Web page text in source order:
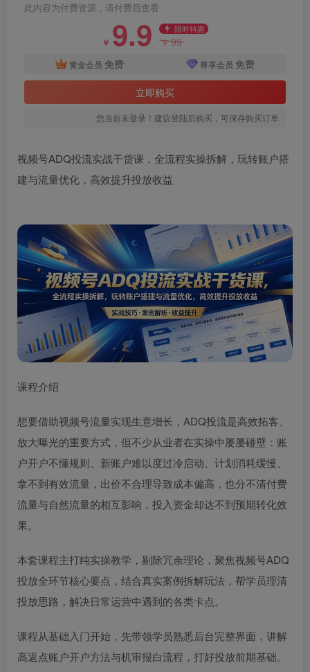
此内容为付费资源，请付费后查看
￥ 9.9 限时特惠
￥99
黄金会员 免费 尊享会员 免费
立即购买
您当前未登录！建议登陆后购买，可保存购买订单
视频号ADQ投流实战干货课，全流程实操拆解，玩转账户搭
建与流量优化，高效提升投放收益
课程介绍
想要借助视频号流量实现生意增长，ADQ投流是高效拓客、
放大曝光的重要方式，但不少从业者在实操中屡屡碰壁：账
户开户不懂规则、新账户难以度过冷启动、计划消耗缓慢、
拿不到有效流量，出价不合理导致成本偏高，也分不清付费
流量与自然流量的相互影响，投入资金却达不到预期转化效
果。
本套课程主打纯实操教学，剔除冗余理论，聚焦视频号ADQ
投放全环节核心要点，结合真实案例拆解玩法，帮学员理清
投放思路，解决日常运营中遇到的各类卡点。
课程从基础入门开始，先带领学员熟悉后台完整界面，讲解
高返点账户开户方法与机审报白流程，打好投放前期基础。